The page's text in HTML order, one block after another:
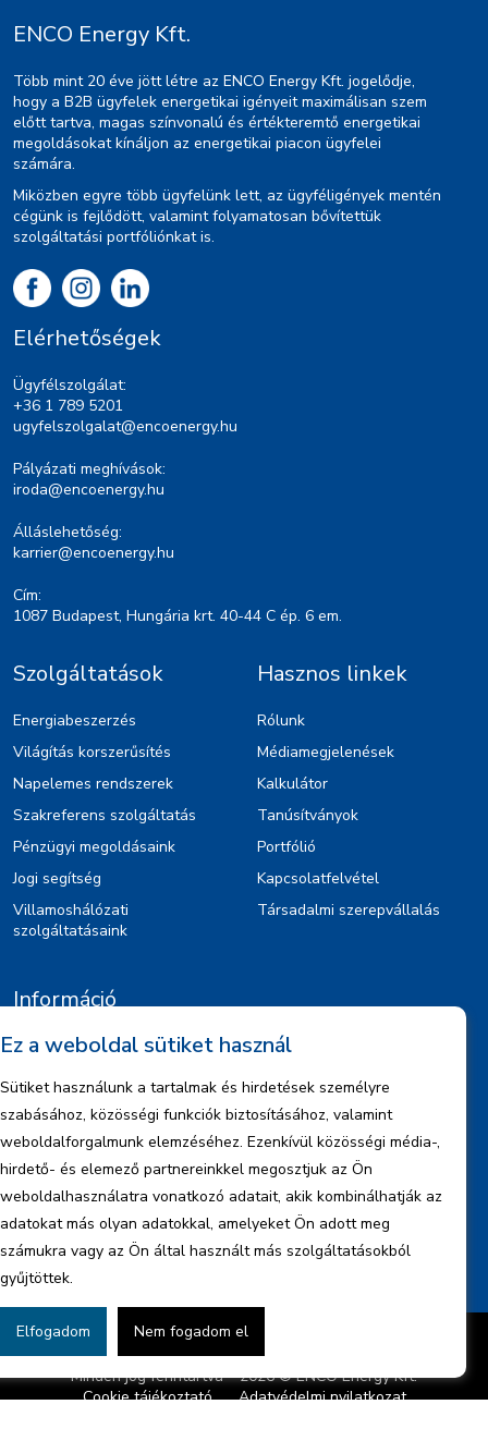
ENCO Energy Kft.
Több mint 20 éve jött létre az ENCO Energy Kft. jogelődje,
hogy a B2B ügyfelek energetikai igényeit maximálisan szem
előtt tartva, magas színvonalú és értékteremtő energetikai
megoldásokat kínáljon az energetikai piacon ügyfelei
számára.
Miközben egyre több ügyfelünk lett, az ügyféligények mentén
cégünk is fejlődött, valamint folyamatosan bővítettük
szolgáltatási portfóliónkat is.
Elérhetőségek
Ügyfélszolgálat:
+36 1 789 5201
ugyfelszolgalat@encoenergy.hu
Pályázati meghívások:
iroda@encoenergy.hu
Álláslehetőség:
karrier@encoenergy.hu
Cím:
1087 Budapest, Hungária krt. 40-44 C ép. 6 em.
Szolgáltatások
Energiabeszerzés
Világítás korszerűsítés
Napelemes rendszerek
Szakreferens szolgáltatás
Pénzügyi megoldásaink
Jogi segítség
Villamoshálózati
szolgáltatásaink
Hasznos linkek
Rólunk
Médiamegjelenések
Kalkulátor
Tanúsítványok
Portfólió
Kapcsolatfelvétel
Társadalmi szerepvállalás
Információ
Kiajánlók
Jognyilatkozat
Szerzői jogok
Adatkezelési tájékoztató
Céginformáció
Jelentések
Készítette:BonsAI HorizON Kft.
Minden jog fenntartva – 2026 © ENCO Energy Kft.
Cookie tájékoztató
Adatvédelmi nyilatkozat
Ez a weboldal sütiket használ
Sütiket használunk a tartalmak és hirdetések személyre
szabásához, közösségi funkciók biztosításához, valamint
weboldalforgalmunk elemzéséhez. Ezenkívül közösségi média-,
hirdető- és elemező partnereinkkel megosztjuk az Ön
weboldalhasználatra vonatkozó adatait, akik kombinálhatják az
adatokat más olyan adatokkal, amelyeket Ön adott meg
számukra vagy az Ön által használt más szolgáltatásokból
gyűjtöttek.
Elfogadom Nem fogadom el